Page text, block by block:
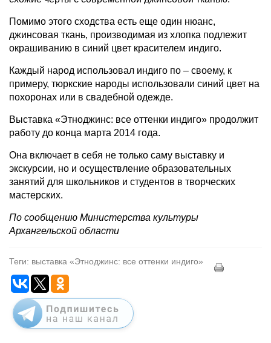
Помимо этого сходства есть еще один нюанс,
джинсовая ткань, производимая из хлопка подлежит
окрашиванию в синий цвет красителем индиго.
Каждый народ использовал индиго по – своему, к
примеру, тюркские народы использовали синий цвет на
похоронах или в свадебной одежде.
Выставка «Этноджинс: все оттенки индиго» продолжит
работу до конца марта 2014 года.
Она включает в себя не только саму выставку и
экскурсии, но и осуществление образовательных
занятий для школьников и студентов в творческих
мастерских.
По сообщению Министерства культуры
Архангельской области
Теги: выставка «Этноджинс: все оттенки индиго»